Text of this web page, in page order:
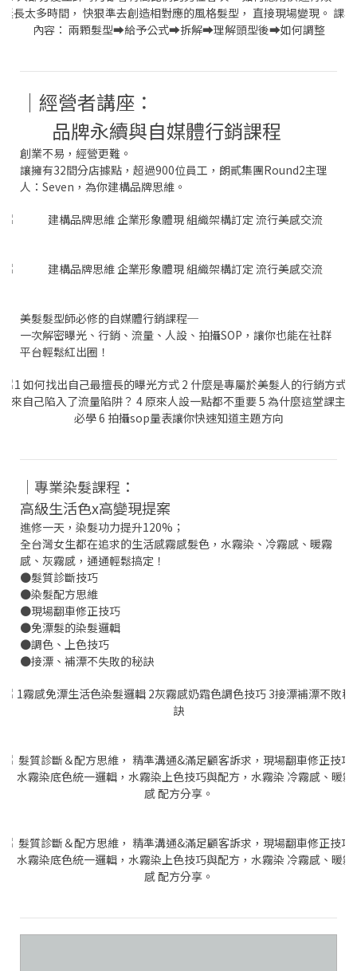
│經營者講座：
品牌永續與自媒體行銷課程
創業不易，經營更難。
讓擁有32間分店據點，超過900位員工，朗貳集團Round2主理
人：Seven，為你建構品牌思維。
美髮髮型師必修的自媒體行銷課程─
一次解密曝光、行銷、流量、人設、拍攝SOP，讓你也能在社群
平台輕鬆紅出圈！
│專業染髮課程：
高級生活色x高變現提案
進修一天，染髮功力提升120%；
全台灣女生都在追求的生活感霧感髮色，水霧染、冷霧感、暖霧
感、灰霧感，通通輕鬆搞定！
●髮質診斷技巧
●染髮配方思維
●現場翻車修正技巧
●免漂髮的染髮邏輯
●調色、上色技巧
●接漂、補漂不失敗的秘訣